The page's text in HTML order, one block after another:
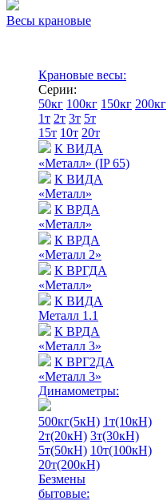
Весы крановые
Крановые весы:
Серии:
50кг 100кг 150кг 200кг
1т 2т 3т 5т
15т 10т 20т
К ВИДА
«Металл» (IP 65)
К ВИДА
«Металл»
К ВРДА
«Металл»
К ВРДА
«Металл 2»
К ВРГДА
«Металл»
К ВИДА
Металл 1.1
К ВРДА
«Металл 3»
К ВРГ2ДА
«Металл 3»
Динамометры:
500кг(5кН) 1т(10кН)
2т(20кН) 3т(30кН)
5т(50кН) 10т(100кН)
20т(200кН)
Безмены
бытовые: